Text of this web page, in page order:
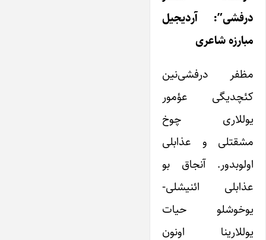
درفشی”: آردیجیل
مبارزه شاعری
مظفر درفشی‌نین
کئچدیگی عؤمور
یوللاری چوخ
مشقتلی و عذابلی
اولوبدور. آنجاق بو
عذابلی ائنیشلی-
یوخوشلو حیات
یوللارینا اونون